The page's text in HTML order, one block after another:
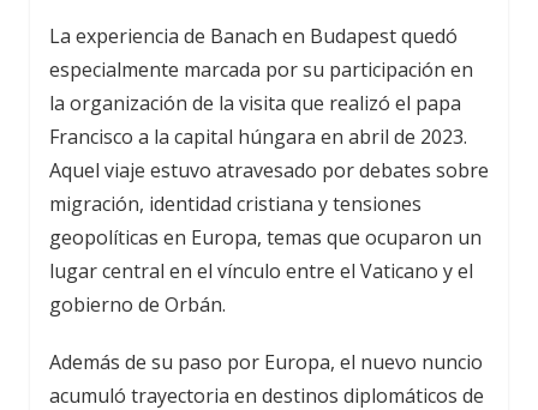
La experiencia de Banach en Budapest quedó
especialmente marcada por su participación en
la organización de la visita que realizó el papa
Francisco a la capital húngara en abril de 2023.
Aquel viaje estuvo atravesado por debates sobre
migración, identidad cristiana y tensiones
geopolíticas en Europa, temas que ocuparon un
lugar central en el vínculo entre el Vaticano y el
gobierno de Orbán.
Además de su paso por Europa, el nuevo nuncio
acumuló trayectoria en destinos diplomáticos de